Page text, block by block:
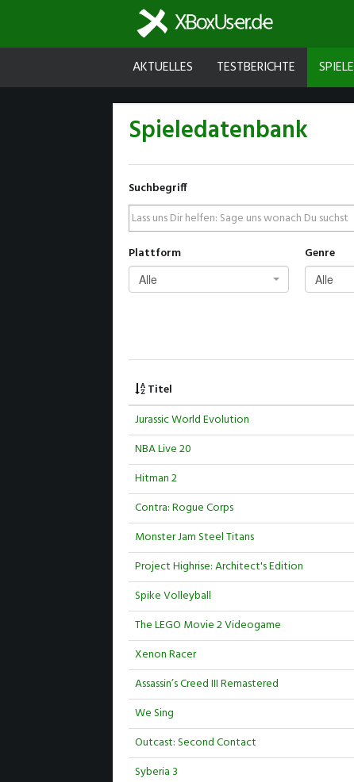
AKTUELLES TESTBERICHTE SPIELE
Spieledatenbank
Suchbegriff
Plattform
Alle
Genre
Alle
Titel
Jurassic World Evolution
NBA Live 20
Hitman 2
Contra: Rogue Corps
Monster Jam Steel Titans
Project Highrise: Architect's Edition
Spike Volleyball
The LEGO Movie 2 Videogame
Xenon Racer
Assassin’s Creed III Remastered
We Sing
Outcast: Second Contact
Syberia 3